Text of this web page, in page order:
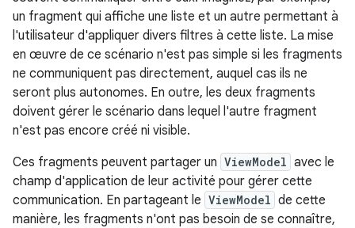
un fragment qui affiche une liste et un autre permettant à
l'utilisateur d'appliquer divers filtres à cette liste. La mise
en œuvre de ce scénario n'est pas simple si les fragments
ne communiquent pas directement, auquel cas ils ne
seront plus autonomes. En outre, les deux fragments
doivent gérer le scénario dans lequel l'autre fragment
n'est pas encore créé ni visible.
Ces fragments peuvent partager un ViewModel avec le
champ d'application de leur activité pour gérer cette
communication. En partageant le ViewModel de cette
manière, les fragments n'ont pas besoin de se connaître,